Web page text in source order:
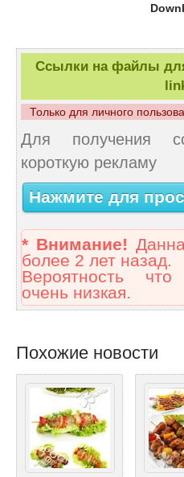
Ссылки на файлы для
Только для личного
Для получения
короткую рекламу
Нажмите для
* Внимание!
более 2 лет назад.
Вероятность
очень низкая.
Похожие новости